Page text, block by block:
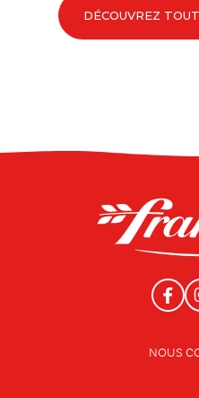
DÉCOUVREZ
NOUS